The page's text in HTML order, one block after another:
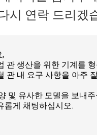
시 연락 드리겠
– Φ165mm
– 130×130mm
– 6.0mm
대 120m/분
주파 ERW